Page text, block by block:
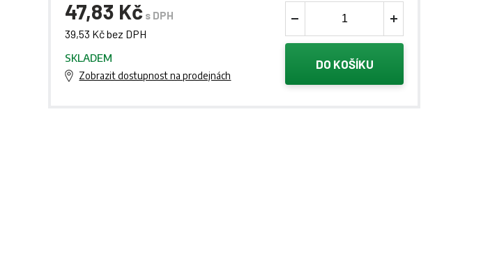
47,83 Kč s DPH
39,53 Kč bez DPH
SKLADEM
Zobrazit dostupnost na prodejnách
DO KOŠÍKU